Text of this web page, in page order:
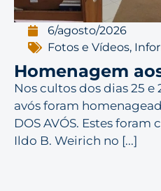
6/agosto/2026
Fotos e Vídeos,
Homenagem
Nos cultos dos dias 25 e
avós foram
DOS AVÓS. Estes
Ildo B. Weirich no [...]